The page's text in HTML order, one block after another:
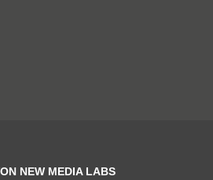
NEW MEDIA LABS